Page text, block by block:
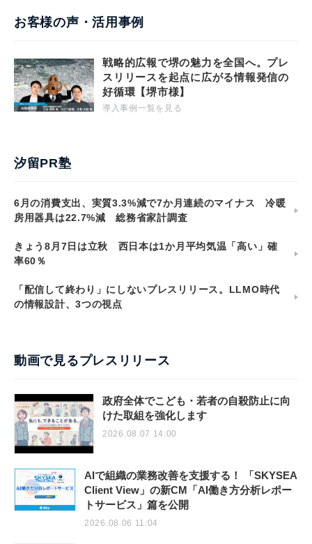
お客様の声・活用事例
戦略的広報で堺の魅力を全国へ。プレ
スリリースを起点に広がる情報発信の
好循環【堺市様】
導入事例一覧を見る
汐留PR塾
6月の消費支出、実質3.3%減で7か月連続のマイナス 冷暖
房用器具は22.7%減 総務省家計調査
きょう8月7日は立秋 西日本は1か月平均気温「高い」確
率60％
「配信して終わり」にしないプレスリリース。LLMO時代
の情報設計、3つの視点
動画で見るプレスリリース
政府全体でこども・若者の自殺防止に向
けた取組を強化します
2026.08.07 14:00
AIで組織の業務改善を支援する！ 「SKYSEA
Client View」の新CM「AI働き方分析レポー
トサービス」篇を公開
2026.08.06 11:04